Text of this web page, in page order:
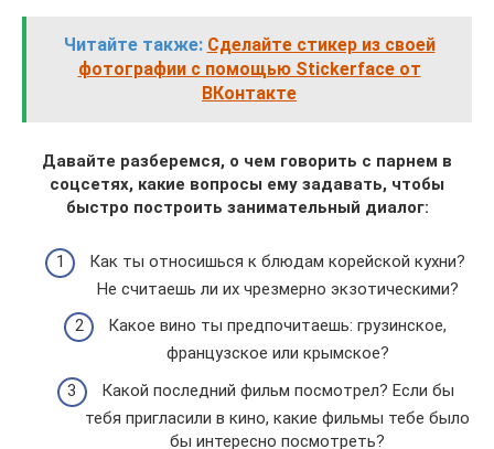
Читайте также: Сделайте стикер из своей
фотографии с помощью Stickerface от
ВКонтакте
Давайте разберемся, о чем говорить с парнем в
соцсетях, какие вопросы ему задавать, чтобы
быстро построить занимательный диалог:
Как ты относишься к блюдам корейской кухни?
Не считаешь ли их чрезмерно экзотическими?
Какое вино ты предпочитаешь: грузинское,
французское или крымское?
Какой последний фильм посмотрел? Если бы
тебя пригласили в кино, какие фильмы тебе было
бы интересно посмотреть?